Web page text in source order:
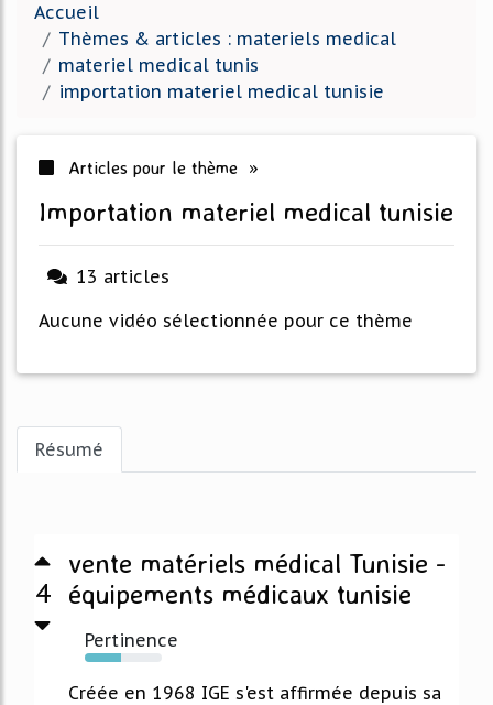
Accueil
Thèmes & articles : materiels medical
materiel medical tunis
importation materiel medical tunisie
Articles pour le thème »
importation materiel medical tunisie
13 articles
Aucune vidéo sélectionnée pour ce thème
Résumé
4
vente matériels médical Tunisie -
équipements médicaux tunisie
Pertinence
47%
Créée en 1968 IGE s'est affirmée depuis sa